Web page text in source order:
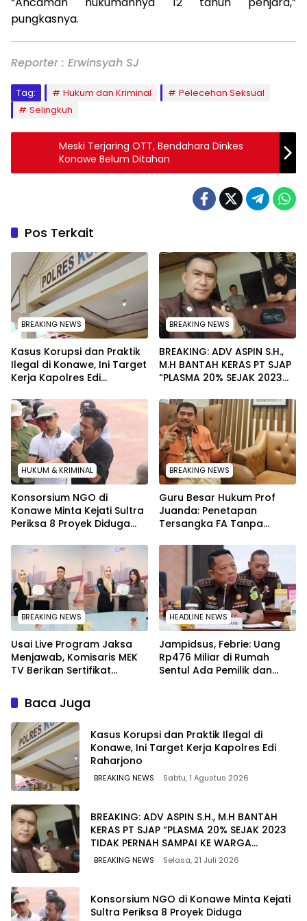
pungkasnya.
Reporter : Erwinsyah SJ
Tag: Hukum dan Kriminal
Pelecehan Seksual
Selingkuh
Meski Terjaring OTT, Bendahara Dinkes
Konawe Belum Ditahan
Pos Terkait
BREAKING NEWS
Kasus Korupsi dan Praktik
Ilegal di Konawe, Ini Target
Kerja Kapolres Edi
BREAKING NEWS
BREAKING: ADV ASPIN S.H.,
M.H BANTAH KERAS PT SJAP
“PLASMA 20% SEJAK 2023
WARGA WAWOONE!
HUKUM & KRIMINAL
Konsorsium NGO di
Konawe Minta Kejati Sultra
Periksa 8 Proyek Diduga
BREAKING NEWS
Guru Besar Hukum Prof
Juanda: Penetapan
Tersangka FA Tanpa
Tersangka Tetap Sah
Secara Hukum
BREAKING NEWS
Usai Live Program Jaksa
Menjawab, Komisaris MEK
TV Berikan Sertifikat
Kejari Muna
HEADLINE NEWS
Jampidsus, Febrie: Uang
Rp476 Miliar di Rumah
Sentul Ada Pemilik dan
Baca Juga
Kasus Korupsi dan Praktik Ilegal di
Konawe, Ini Target Kerja Kapolres Edi
Raharjono
BREAKING NEWS Sabtu, 1 Agustus 2026
BREAKING: ADV ASPIN S.H., M.H BANTAH
KERAS PT SJAP “PLASMA 20% SEJAK 2023
TIDAK PERNAH SAMPAI KE WARGA
WAWOONE!
BREAKING NEWS Selasa, 21 Juli 2026
Konsorsium NGO di Konawe Minta Kejati
Sultra Periksa 8 Proyek Diduga